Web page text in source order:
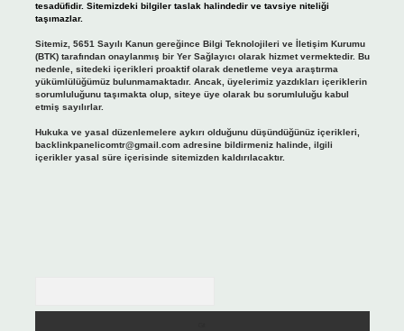
tesadüfidir. Sitemizdeki bilgiler taslak halindedir ve tavsiye niteliği
taşımazlar.
Sitemiz, 5651 Sayılı Kanun gereğince Bilgi Teknolojileri ve İletişim Kurumu
(BTK) tarafından onaylanmış bir Yer Sağlayıcı olarak hizmet vermektedir. Bu
nedenle, sitedeki içerikleri proaktif olarak denetleme veya araştırma
yükümlülüğümüz bulunmamaktadır. Ancak, üyelerimiz yazdıkları içeriklerin
sorumluluğunu taşımakta olup, siteye üye olarak bu sorumluluğu kabul
etmiş sayılırlar.
Hukuka ve yasal düzenlemelere aykırı olduğunu düşündüğünüz içerikleri,
backlinkpanelicomtr@gmail.comadresine bildirmeniz halinde, ilgili
içerikler yasal süre içerisinde sitemizden kaldırılacaktır.